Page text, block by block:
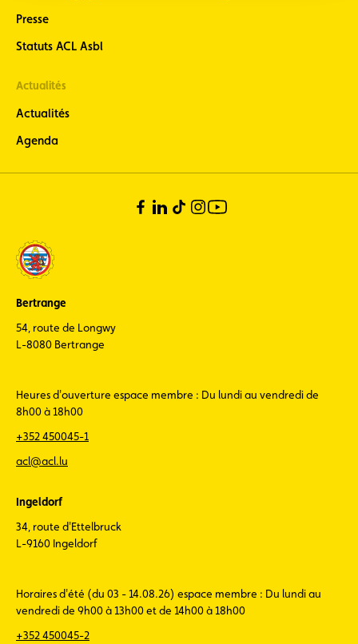
Presse
Statuts ACL Asbl
Actualités
Actualités
Agenda
Bertrange
54, route de Longwy
L-8080 Bertrange
Heures d'ouverture espace membre : Du lundi au vendredi de
8h00 à 18h00
+352 450045-1
acl@acl.lu
Ingeldorf
34, route d'Ettelbruck
L-9160 Ingeldorf
Horaires d'été (du 03 - 14.08.26) espace membre : Du lundi au
vendredi de 9h00 à 13h00 et de 14h00 à 18h00
+352 450045-2